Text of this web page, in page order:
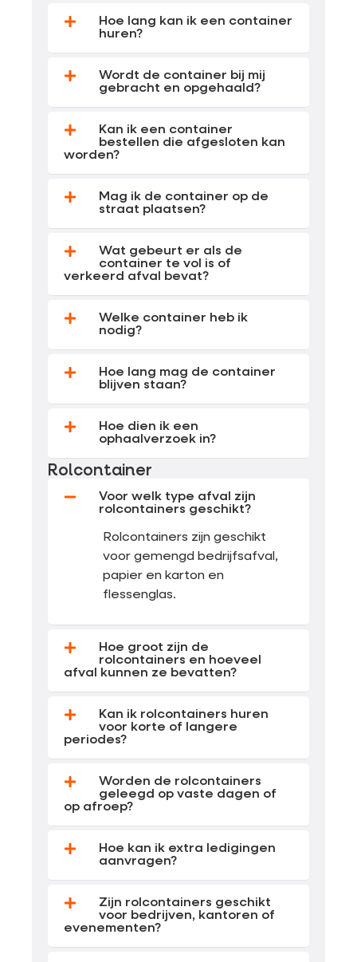
Hoe lang kan ik een container
huren?
Wordt de container bij mij
gebracht en opgehaald?
Kan ik een container
bestellen die afgesloten kan
worden?
Mag ik de container op de
straat plaatsen?
Wat gebeurt er als de
container te vol is of
verkeerd afval bevat?
Welke container heb ik
nodig?
Hoe lang mag de container
blijven staan?
Hoe dien ik een
ophaalverzoek in?
Rolcontainer
Voor welk type afval zijn
rolcontainers geschikt?
Rolcontainers zijn geschikt
voor gemengd bedrijfsafval,
papier en karton en
flessenglas.
Hoe groot zijn de
rolcontainers en hoeveel
afval kunnen ze bevatten?
Kan ik rolcontainers huren
voor korte of langere
periodes?
Worden de rolcontainers
geleegd op vaste dagen of
op afroep?
Hoe kan ik extra ledigingen
aanvragen?
Zijn rolcontainers geschikt
voor bedrijven, kantoren of
evenementen?